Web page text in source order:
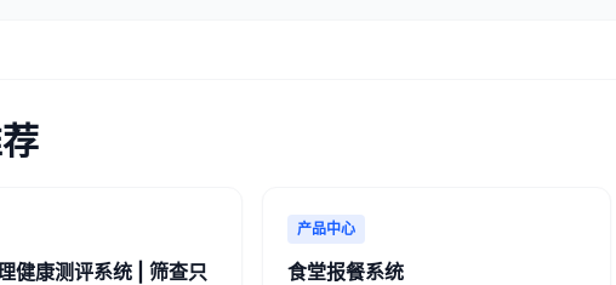
健康测评系统 | 筛查只
产品中心
食堂报餐系统